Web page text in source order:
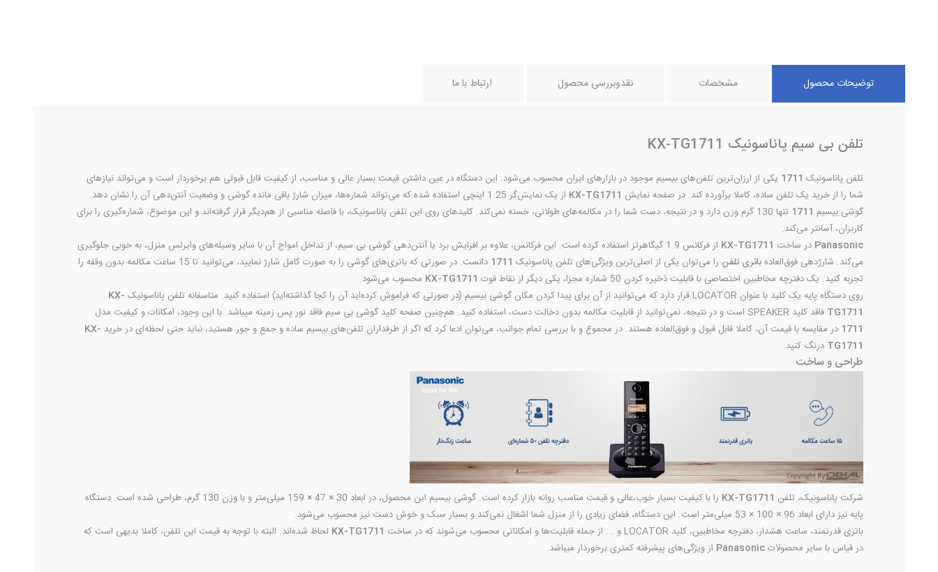
توضیحات محصول مشخصات نقدوبررسی محصول ارتباط با ما
تلفن بی سیم پاناسونیک KX-TG1711
تلفن پاناسونیک 1711 یکی از ارزان‌ترین‌ تلفن‌های بیسیم موجود در بازارهای ایران محسوب می‌شود. این دستگاه در عین داشتن قیمت بسیار عالی و مناسب، از کیفیت قابل قبولی هم برخوردار است و می‌تواند نیازهای
شما را از خرید یک تلفن ساده، کاملا برآورده کند. در صفحه نمایش KX-TG1711
از یک نمایش‌گر 1.25 اینچی استفاده شده که می‌تواند شماره‌ها، میزان شارژ باقی مانده گوشی و وضعیت آنتن‌دهی آن را نشان دهد.
گوشی بیسیم 1711
تنها 130 گرم وزن دارد و در نتیجه، دست شما را در مکالمه‌های طولانی، خسته نمی‌کند. کلیدهای روی این تلفن پاناسونیک، با فاصله مناسبی از هم‌دیگر قرار گرفته‌اند و این موضوع، شماره‌گیری را برای
کاربران، آسانتر می‌کند.
Panasonic در ساخت KX-TG1711
از فرکانس 1.9 گیگاهرتز استفاده کرده است. این فرکانس، علاوه بر افزایش برد یا آنتن‌دهی گوشی بی سیم، از تداخل امواج آن با سایر وسیله‌های وایرلس منزل، به خوبی جلوگیری
می‌‌کند. شارژدهی فوق‌العادهباتری تلفن را می‌توان یکی از اصلی‌ترین ویژگی‌های تلفن پاناسونیک 1711
دانست. در صورتی که باتری‌‌های گوشی را به صورت کامل شارژ نمایید، می‌توانید تا 15 ساعت مکالمه بدون وقفه را
تجربه کنید. یک دفترچه مخاطبین اختصاصی با قابلیت ذخیره کردن 50 شماره مجزا، یکی دیگر از نقاط قوت
KX-TG1711 محسوب می‌شود.
روی دستگاه پایه یک کلید با عنوان LOCATOR قرار دارد که می‌توانید از آن برای پیدا کردن مکان گوشی بیسیم (در صورتی که فراموش کرده‌اید آن را کجا گذاشته‌اید) استفاده کنید. متاسفانه تلفن پاناسونیک
KX-
TG1711 فاقد کلید SPEAKER است و در نتیجه، نمی‌توانید از قابلیت مکالمه بدون دخالت دست، استفاده کنید. هم‌چنین صفحه کلید گوشی بی سیم فاقد نور پس زمینه میباشد. با این وجود، امکانات و کیفیت مدل
1711 در مقایسه با قیمت آن، کاملا قابل قبول و فوق‌العاده هستند. در مجموع و با بررسی تمام جوانب، می‌توان ادعا کرد که اگر از طرفداران تلفن‌های بیسیم ساده و جمع و جور هستید، نباید حتی لحظه‌ای در خرید KX-
TG1711 درنگ کنید.
طراحی و ساخت
شرکت پاناسونیک، تلفن KX-TG1711
را با کیفیت بسیار خوب،عالی و قیمت مناسب روانه بازار کرده است. گوشی بیسیم این محصول، در ابعاد 30 × 47 × 159 میلی‌متر و با وزن 130 گرم، طراحی شده است. دستگاه
پایه نیز دارای ابعاد 96 × 100 × 53 میلی‌متر است. این دستگاه، فضای زیادی را از منزل شما اشغال نمی‌کند و بسیار سبک و خوش دست نیز محسوب می‌شود.
باتری قدرتمند، ساعت هشدار، دفترچه مخاطبین، کلید LOCATOR و ... از جمله قابلیت‌ها و امکاناتی محسوب می‌شوند که در ساخت
KX-TG1711 لحاظ شده‌اند. البته با توجه به قیمت این تلفن، کاملا بدیهی است که
در قیاس با سایر محصولاتPanasonic از ویژگی‌های پیشرفته کمتری برخوردار میباشد.